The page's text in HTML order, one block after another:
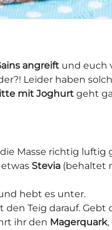
angreift und euch
Leider haben
mit Joghurt geht
Masse richtig luftig
etwas Stevia (behaltet
hebt es unter.
Teig darauf. Gebt
ihr den Magerquark,